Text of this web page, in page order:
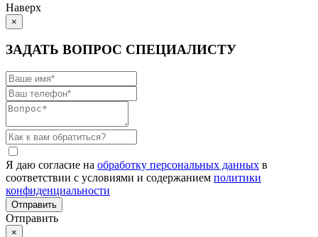
Наверх
×
ЗАДАТЬ ВОПРОС СПЕЦИАЛИСТУ
Я даю согласие на обработку персональных данных в
соответствии с условиями и содержанием политики
конфиденциальности
Отправить
×